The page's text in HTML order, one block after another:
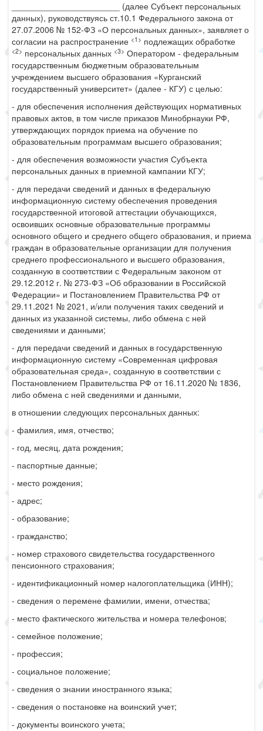
_______________________ (далее Субъект персональных
данных), руководствуясь ст.10.1 Федерального закона от
27.07.2006 № 152-ФЗ «О персональных данных», заявляет о
согласии на распространение <1> подлежащих обработке
<2> персональных данных <3> Оператором - федеральным
государственным бюджетным образовательным
учреждением высшего образования «Курганский
государственный университет» (далее - КГУ) с целью:
- для обеспечения исполнения действующих нормативных
правовых актов, в том числе приказов Минобрнауки РФ,
утверждающих порядок приема на обучение по
образовательным программам высшего образования;
- для обеспечения возможности участия Субъекта
персональных данных в приемной кампании КГУ;
- для передачи сведений и данных в федеральную
информационную систему обеспечения проведения
государственной итоговой аттестации обучающихся,
освоивших основные образовательные программы
основного общего и среднего общего образования, и приема
граждан в образовательные организации для получения
среднего профессионального и высшего образования,
созданную в соответствии с Федеральным законом от
29.12.2012 г. № 273-ФЗ «Об образовании в Российской
Федерации» и Постановлением Правительства РФ от
29.11.2021 № 2021, и/или получения таких сведений и
данных из указанной системы, либо обмена с ней
сведениями и данными;
- для передачи сведений и данных в государственную
информационную систему «Современная цифровая
образовательная среда», созданную в соответствии с
Постановлением Правительства РФ от 16.11.2020 № 1836,
либо обмена с ней сведениями и данными,
в отношении следующих персональных данных:
- фамилия, имя, отчество;
- год, месяц, дата рождения;
- паспортные данные;
- место рождения;
- адрес;
- образование;
- гражданство;
- номер страхового свидетельства государственного
пенсионного страхования;
- идентификационный номер налогоплательщика (ИНН);
- сведения о перемене фамилии, имени, отчества;
- место фактического жительства и номера телефонов;
- семейное положение;
- профессия;
- социальное положение;
- сведения о знании иностранного языка;
- сведения о постановке на воинский учет;
- документы воинского учета;